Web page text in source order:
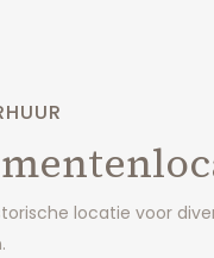
locatie voor